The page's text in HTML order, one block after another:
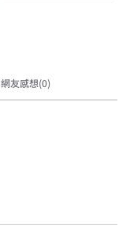
網友感想(0)